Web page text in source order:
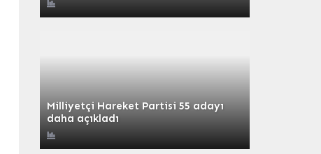
Milliyetçi Hareket Partisi 55 adayı
daha açıkladı